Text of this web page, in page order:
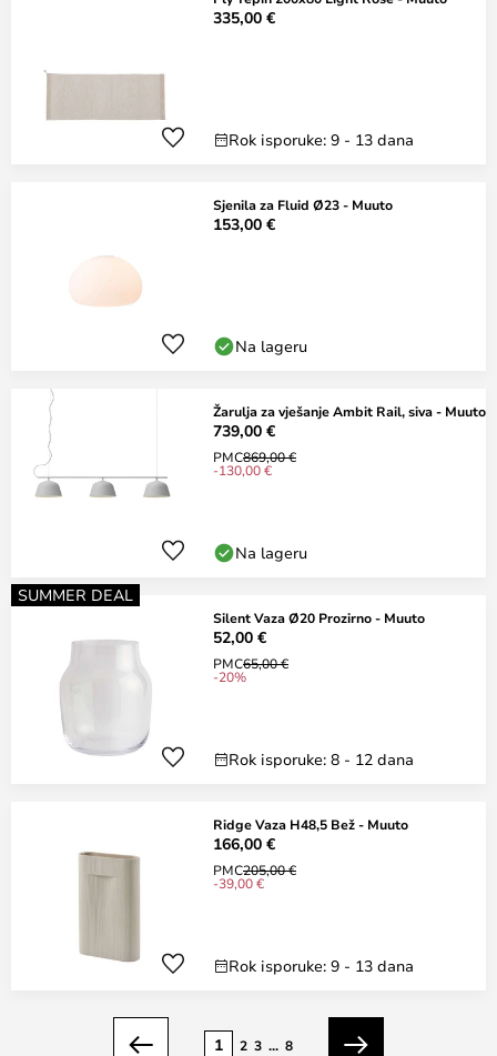
335,00 €
Rok isporuke: 9 - 13 dana
Sjenila za Fluid Ø23 - Muuto
153,00 €
Na lageru
Žarulja za vješanje Ambit Rail, siva - Muuto
739,00 €
PMC869,00 €
-130,00 €
Na lageru
SUMMER DEAL
Silent Vaza Ø20 Prozirno - Muuto
52,00 €
PMC65,00 €
-20%
Rok isporuke: 8 - 12 dana
Ridge Vaza H48,5 Bež - Muuto
166,00 €
PMC205,00 €
-39,00 €
Rok isporuke: 9 - 13 dana
1 2 3 ... 8